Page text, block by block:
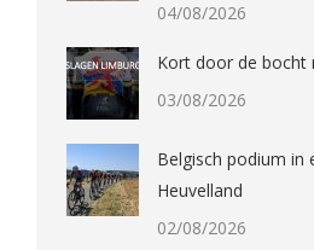
04/08/2026
Kort door de bocht
03/08/2026
Belgisch podium in
Heuvelland
02/08/2026